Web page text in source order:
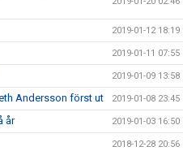
2019-01-12 18:19
2019-01-11 07:55
2019-01-09 13:58
Andersson först ut 2019-01-08 23:45
år 2019-01-03 16:50
2018-12-28 20:56